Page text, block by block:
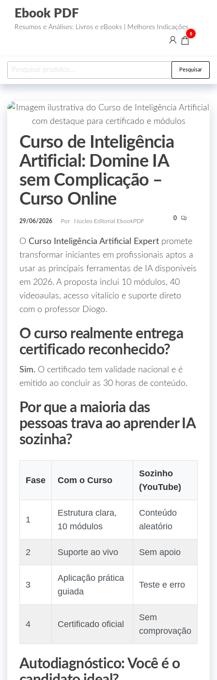
Ebook PDF
Resumos e Análises: Livros e eBooks | Melhores Indicações
0
Pesquisar
Curso de Inteligência
Artificial: Domine IA
sem Complicação –
Curso Online
29/06/2026 Por Núcleo Editorial EbookPDF 0
O Curso Inteligência Artificial Expert promete
transformar iniciantes em profissionais aptos a
usar as principais ferramentas de IA disponíveis
em 2026. A proposta inclui 10 módulos, 40
videoaulas, acesso vitalício e suporte direto
com o professor Diogo.
O curso realmente entrega
certificado reconhecido?
Sim. O certificado tem validade nacional e é
emitido ao concluir as 30 horas de conteúdo.
Por que a maioria das
pessoas trava ao aprender IA
sozinha?
Fase Com o Curso
Sozinho
(YouTube)
1
Estrutura clara,
10 módulos
Conteúdo
aleatório
2 Suporte ao vivo Sem apoio
3
Aplicação prática
guiada
Teste e erro
4 Certificado oficial
Sem
comprovação
Autodiagnóstico: Você é o